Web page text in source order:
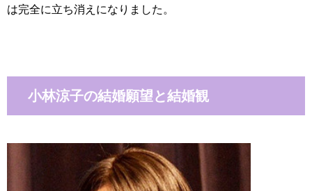
は完全に立ち消えになりました。
小林涼子の結婚願望と結婚観